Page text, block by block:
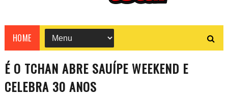
HOME
É O TCHAN ABRE SAUÍPE WEEKEND E
CELEBRA 30 ANOS